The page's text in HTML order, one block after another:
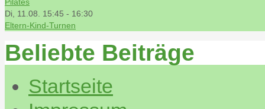
Di, 11.08. 15:45 - 16:30
Eltern-Kind-Turnen
Beliebte Beiträge
Startseite